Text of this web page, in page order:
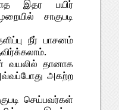
இதர பயிர்
சாகுபடி
நீர் பாசனம்
வயலில் தானாக
அகற்ற
செய்பவர்கள்